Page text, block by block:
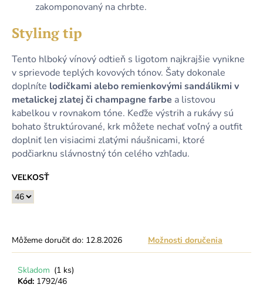
zakomponovaný na chrbte.
Styling tip
Tento hlboký vínový odtieň s ligotom najkrajšie vynikne
v sprievode teplých kovových tónov. Šaty dokonale
doplníte lodičkami alebo remienkovými sandálikmi v
metalickej zlatej či champagne farbe a listovou
kabelkou v rovnakom tóne. Keďže výstrih a rukávy sú
bohato štruktúrované, krk môžete nechať voľný a outfit
doplniť len visiacimi zlatými náušnicami, ktoré
podčiarknu slávnostný tón celého vzhľadu.
VEĽKOSŤ
Môžeme doručiť do: 12.8.2026 Možnosti doručenia
Skladom (1 ks)
Kód: 1792/46